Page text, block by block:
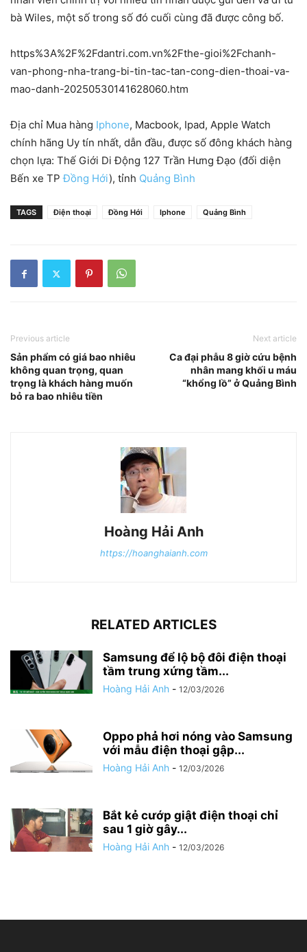
bà Wiles, một số trong số đó cuối cùng đã được công bố.
https%3A%2F%2Fdantri.com.vn%2Fthe-gioi%2Fchanh-
van-phong-nha-trang-bi-tin-tac-tan-cong-dien-thoai-va-
mao-danh-20250530141628060.htm
Địa chỉ Mua hàng Iphone, Macbook, Ipad, Apple Watch
chính hãng Uy tín nhất, dẫn đầu, được số đông khách hàng
chọn lựa: Thế Giới Di Động 127 Trần Hưng Đạo (đối diện
Bến xe TPĐồng Hới), tỉnh Quảng Bình
TAGS Điện thoại Đồng Hới Iphone Quảng Bình
Previous article
Sản phẩm có giá bao nhiêu
không quan trọng, quan
trọng là khách hàng muốn
bỏ ra bao nhiêu tiền
Next article
Ca đại phẫu 8 giờ cứu bệnh
nhân mang khối u máu
“khổng lồ” ở Quảng Bình
Hoàng Hải Anh
https://hoanghaianh.com
RELATED ARTICLES
Samsung để lộ bộ đôi điện thoại
tầm trung xứng tầm...
Hoàng Hải Anh - 12/03/2026
Oppo phả hơi nóng vào Samsung
với mẫu điện thoại gập...
Hoàng Hải Anh - 12/03/2026
Bắt kẻ cướp giật điện thoại chỉ
sau 1 giờ gây...
Hoàng Hải Anh - 12/03/2026